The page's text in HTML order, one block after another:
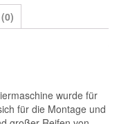
wurde für
für die Montage und